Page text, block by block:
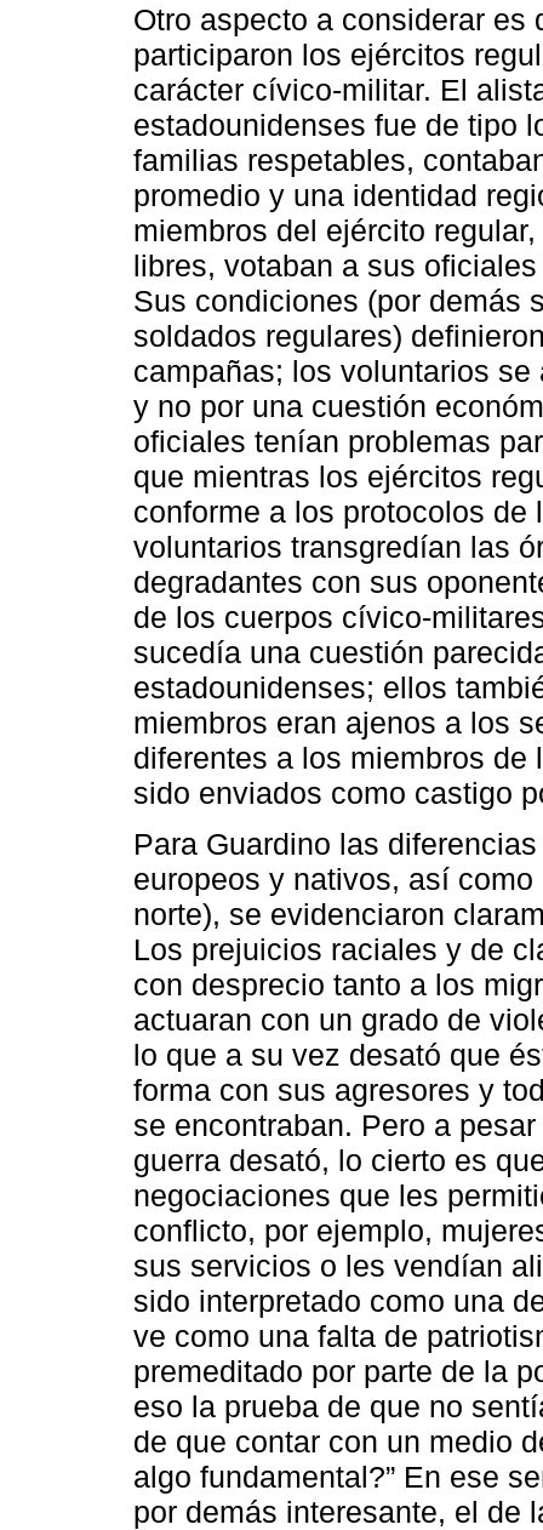
Otro aspecto a considerar es
participaron los ejércitos
carácter cívico-militar. El
estadounidenses fue de tipo
familias respetables,
promedio y una identidad
miembros del ejército
libres, votaban a sus
Sus condiciones (por demás
soldados regulares)
campañas; los voluntarios
y no por una cuestión
oficiales tenían problemas
que mientras los ejércitos
conforme a los protocolos
voluntarios transgredían las
degradantes con sus
de los cuerpos cívico-
sucedía una cuestión
estadounidenses; ellos
miembros eran ajenos a los
diferentes a los miembros de
sido enviados como castigo
Para Guardino las
europeos y nativos, así
norte), se evidenciaron
Los prejuicios raciales y de
con desprecio tanto a los
actuaran con un grado de
lo que a su vez desató que
forma con sus agresores y
se encontraban. Pero a
guerra desató, lo cierto es
negociaciones que les
conflicto, por ejemplo,
sus servicios o les vendían
sido interpretado como una
ve como una falta de
premeditado por parte de la
eso la prueba de que no
de que contar con un medio
algo fundamental?” En ese
por demás interesante, el de